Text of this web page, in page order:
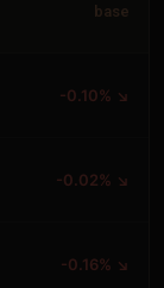
base
-0.10% ↘
-0.02% ↘
-0.16% ↘